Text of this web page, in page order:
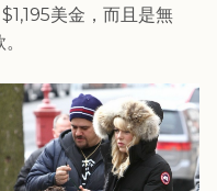
美金，而且是無